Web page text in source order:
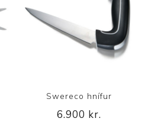
Swereco hnífur
6.900 kr.